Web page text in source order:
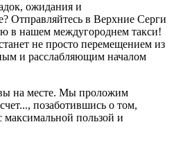
ожидания и
Отправляйтесь в Верхние Серги
в нашем междугороднем такси!
не просто перемещением из
и расслабляющим началом
на месте. Мы проложим
, позаботившись о том,
пользой и